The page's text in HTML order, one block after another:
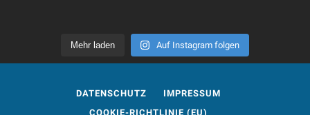
Mehr laden Auf Instagram folgen
DATENSCHUTZ
IMPRESSUM
COOKIE-RICHTLINIE (EU)